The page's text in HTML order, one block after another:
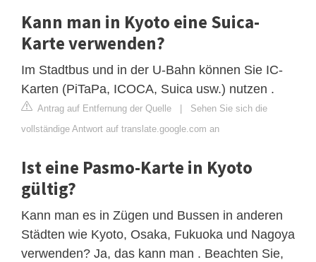
Kann man in Kyoto eine Suica-
Karte verwenden?
Im Stadtbus und in der U-Bahn können Sie IC-
Karten (PiTaPa, ICOCA, Suica usw.) nutzen .
Antrag auf Entfernung der Quelle
Sehen Sie sich die
vollständige Antwort auf translate.google.com an
Ist eine Pasmo-Karte in Kyoto
gültig?
Kann man es in Zügen und Bussen in anderen
Städten wie Kyoto, Osaka, Fukuoka und Nagoya
verwenden? Ja, das kann man . Beachten Sie,